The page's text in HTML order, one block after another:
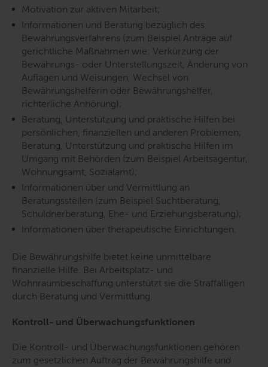
Motivation zur aktiven Mitarbeit;
Informationen und Beratung bezüglich des
Bewährungsverfahrens (zum Beispiel Anträge auf
gerichtliche Maßnahmen wie: Verkürzung der
Bewährungs- oder Unterstellungszeit, Änderung von
Auflagen und Weisungen, Wechsel von
Bewährungshelferin oder Bewährungshelfer,
richterliche Anhörung);
Beratung, Unterstützung und praktische Hilfen bei
persönlichen, finanziellen und anderen Problemen;
Beratung, Unterstützung und praktische Hilfen im
Umgang mit Behörden (zum Beispiel Arbeitsagentur,
Wohnungsamt, Sozialamt);
Informationen über und Vermittlung an
Beratungsstellen (zum Beispiel Suchtberatung,
Schuldnerberatung, Ehe- und Erziehungsberatung);
Informationen über therapeutische Einrichtungen.
Die Bewährungshilfe bietet keine unmittelbare
finanzielle Hilfe. Bei Arbeitsplatz- und
Wohnraumbeschaffung unterstützt sie die Straffälligen
durch Beratung und Vermittlung.
Kontroll- und Überwachungsfunktionen
Die Kontroll- und Überwachungsfunktionen gehören
zum gesetzlichen Auftrag der Bewährungshilfe und